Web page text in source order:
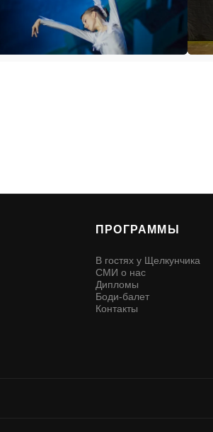
ПРОГРАММЫ
В гостях у Щелкунчика
СМИ о нас
Дипломы
Боди-балет
Контакты